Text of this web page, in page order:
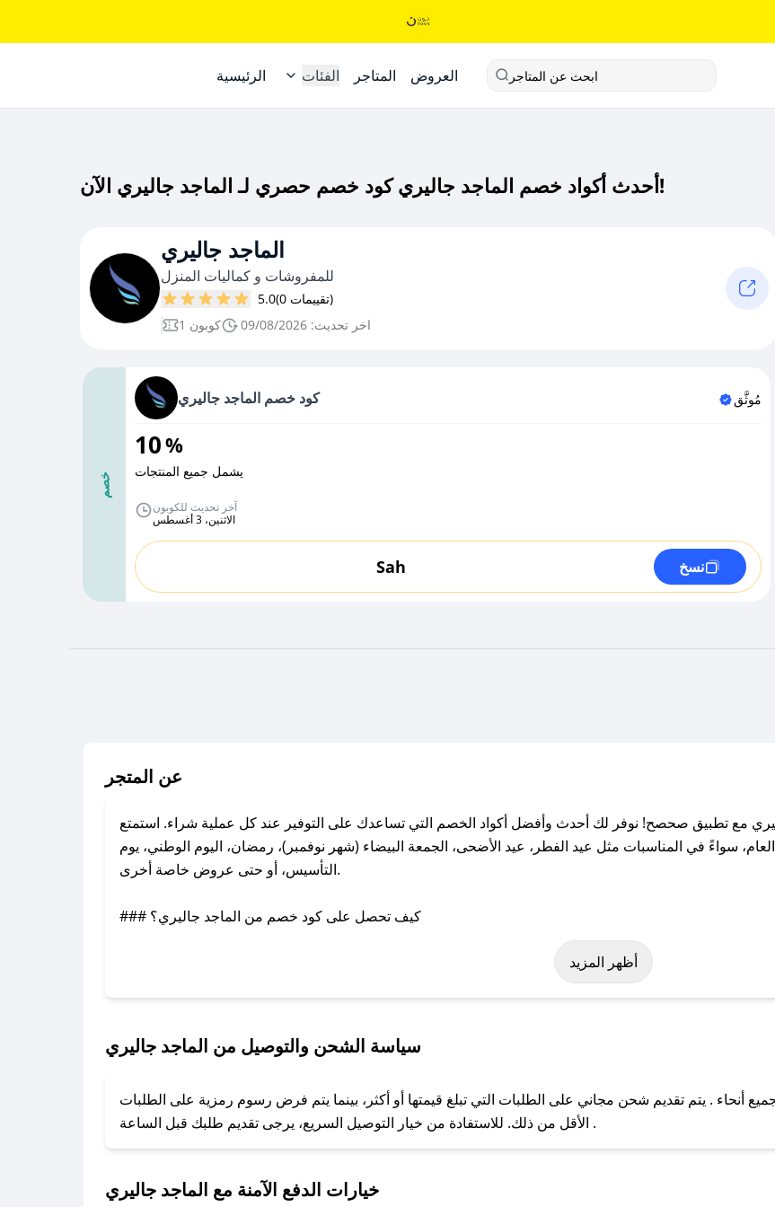
الرئيسية الفئات المتاجر العروض ابحث عن المتاجر
أحدث أكواد خصم الماجد جاليري كود خصم حصري لـ الماجد جاليري الآن!
الماجد جاليري
للمفروشات و كماليات المنزل
5.0
(0 تقييمات)
1 كوبون
اخر تحديث: 09/08/2026
خصم
كود خصم الماجد جاليري مُوثَّق
10%
يشمل جميع المنتجات
آخر تحديث للكوبون
الاثنين، 3 أغسطس
Sah نسخ
عن المتجر
مع تطبيق صحصح! نوفر لك أحدث وأفضل أكواد الخصم التي تساعدك على التوفير عند كل عملية شراء. استمتع
سواءً في المناسبات مثل عيد الفطر، عيد الأضحى، الجمعة البيضاء (شهر نوفمبر)، رمضان، اليوم الوطني، يوم
التأسيس، أو حتى عروض خاصة أخرى.
### كيف تحصل على كود خصم من الماجد جاليري؟
خصم الماجد جاليري. وفي حال عدم توفر الكوبون، تواصل معنا عبر تويتر أو البريد الإلكتروني لإضافته بسرعة.
دعم صحصح عبر الرسائل الخاصة على تويتر أو البريد الإلكتروني، وسنقوم بحل المشكلة في أسرع وقت ممكن.
### ماذا أفعل إذا لم أجد كود خصم لمتجري المفضل؟
أظهر المزيد
سياسة الشحن والتوصيل من الماجد جاليري
أنحاء . يتم تقديم شحن مجاني على الطلبات التي تبلغ قيمتها أو أكثر، بينما يتم فرض رسوم رمزية على الطلبات
الأقل من ذلك. للاستفادة من خيار التوصيل السريع، يرجى تقديم طلبك قبل الساعة .
خيارات الدفع الآمنة مع الماجد جاليري